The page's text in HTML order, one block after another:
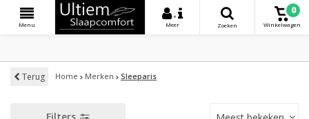
Menu
+
Meer
Zoeken
0
Winkelwagen
Terug Home Merken Sleeparis